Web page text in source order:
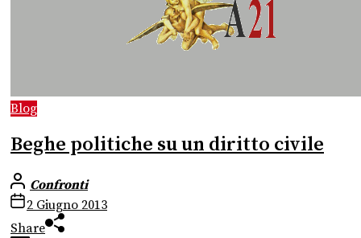
Blog
Beghe politiche su un diritto civile
Confronti
2 Giugno 2013
Share